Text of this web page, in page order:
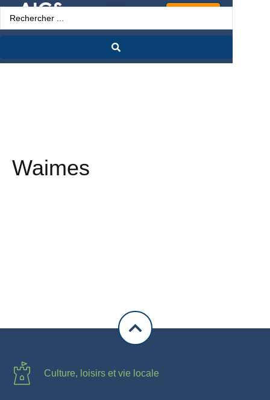
Waimes
Culture, loisirs et vie locale